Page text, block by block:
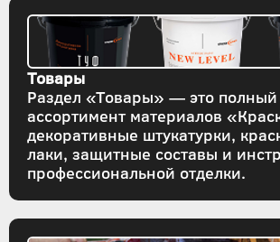
Товары
Раздел «Товары» — это полный
ассортимент материалов
декоративные штукатурки,
лаки, защитные составы и
профессиональной отделки.